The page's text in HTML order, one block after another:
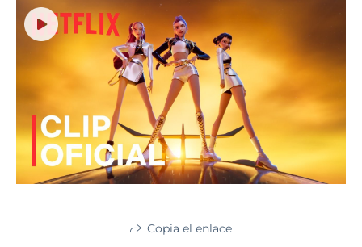
Copia el enlace